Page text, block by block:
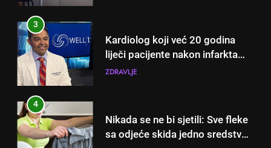
dana!
4
Nikada se ne bi sjetili: Sve fleke
sa odjeće skida jedno sredstvo
koje svi imamo u kući
OSTALO
5
Čaj od lovora i cimeta – prirodni
napitak za svakodnevnu rutinu